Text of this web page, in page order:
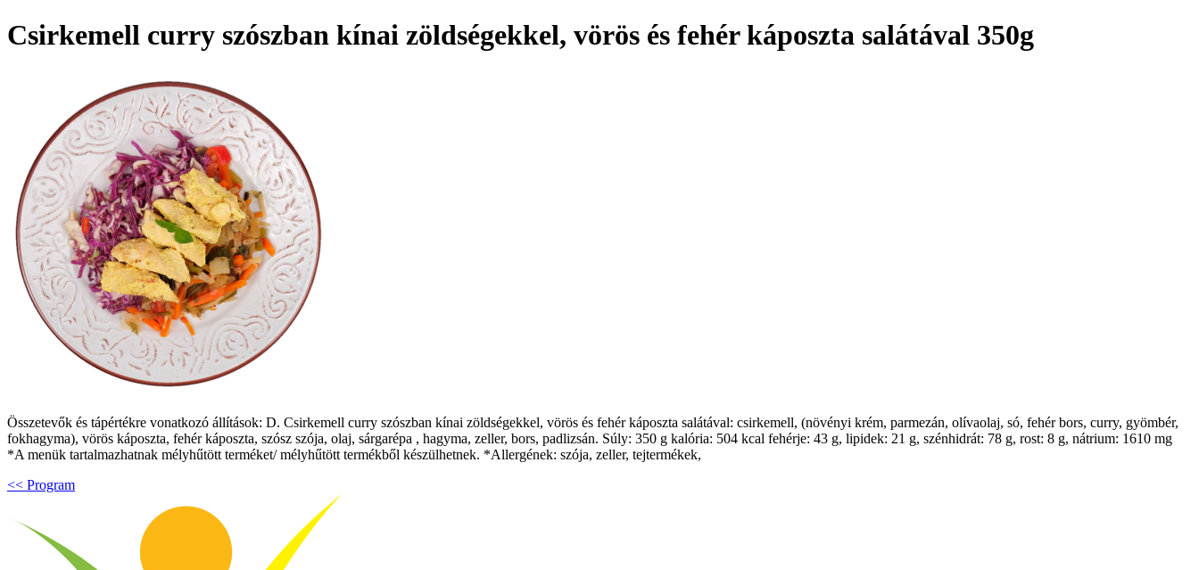
Csirkemell curry szószban kínai zöldségekkel, vörös és fehér káposzta salátával 350g
Összetevők és tápértékre vonatkozó állítások: D. Csirkemell curry szószban kínai zöldségekkel, vörös és fehér káposzta salátával: csirkemell, (növényi krém, parmezán, olívaolaj, só, fehér bors, curry, gyömbér,
fokhagyma), vörös káposzta, fehér káposzta, szósz szója, olaj, sárgarépa , hagyma, zeller, bors, padlizsán. Súly: 350 g kalória: 504 kcal fehérje: 43 g, lipidek: 21 g, szénhidrát: 78 g, rost: 8 g, nátrium: 1610 mg
*A menük tartalmazhatnak mélyhűtött terméket/ mélyhűtött termékből készülhetnek. *Allergének: szója, zeller, tejtermékek,
<< Program